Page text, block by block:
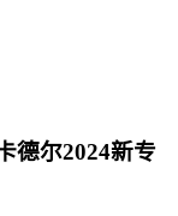
德尔2024新专